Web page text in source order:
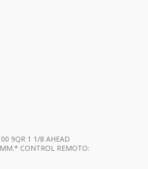
9QR 1 1/8 AHEAD
CONTROL REMOTO: